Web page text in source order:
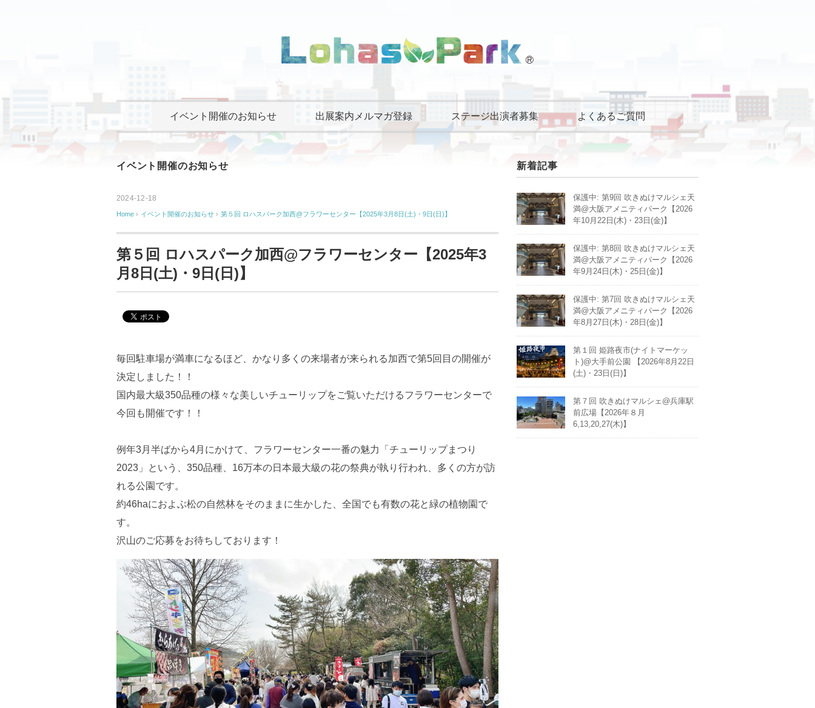
イベント開催のお知らせ 出展案内メルマガ登録 ステージ出演者募集 よくあるご質問
イベント開催のお知らせ
2024-12-18
Home › イベント開催のお知らせ › 第５回 ロハスパーク加西@フラワーセンター【2025年3月8日(土)・9日(日)】
第５回 ロハスパーク加西@フラワーセンター【2025年3
月8日(土)・9日(日)】
毎回駐車場が満車になるほど、かなり多くの来場者が来られる加西で第5回目の開催が
決定しました！！
国内最大級350品種の様々な美しいチューリップをご覧いただけるフラワーセンターで
今回も開催です！！
例年3月半ばから4月にかけて、フラワーセンター一番の魅力「チューリップまつり
2023」という、350品種、16万本の日本最大級の花の祭典が執り行われ、多くの方が訪
れる公園です。
約46haにおよぶ松の自然林をそのままに生かした、全国でも有数の花と緑の植物園で
す。
沢山のご応募をお待ちしております！
新着記事
保護中: 第9回 吹きぬけマルシェ天
満@大阪アメニティパーク【2026
年10月22日(木)・23日(金)】
保護中: 第8回 吹きぬけマルシェ天
満@大阪アメニティパーク【2026
年9月24日(木)・25日(金)】
保護中: 第7回 吹きぬけマルシェ天
満@大阪アメニティパーク【2026
年8月27日(木)・28日(金)】
第１回 姫路夜市(ナイトマーケッ
ト)@大手前公園 【2026年8月22日
(土)・23日(日)】
第７回 吹きぬけマルシェ@兵庫駅
前広場【2026年８月
6,13,20,27(木)】